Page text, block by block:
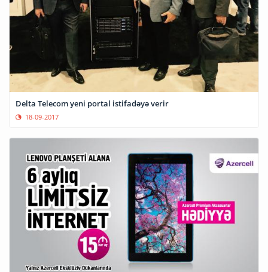
Delta Telecom yeni portal istifadəyə verir
18-09-2017